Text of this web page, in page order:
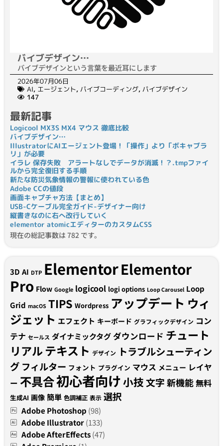
バイブデザイン…
バイブデザインという言葉を最近耳にします
2026年07月06日
AI, エージェント, バイブコーディング, バイブデザイン
147
最新記事
Logicool MX3S MX4 マウス 徹底比較
バイブデザイン…
IllustratorにAIエージェント登場！「操作」より「ボキャブラ
リ」が必要
イラレ 保存失敗 アラートなしでデータが消滅！？.tmpファイ
ルから完全復旧する手順
新たな防災気象情報の警報に使われている色
Adobe CCの値段
画面キャプチャ方法【まとめ】
USB-Cケーブル完全ガイド-デザイナー向け
縦書きなのに右へ改行していく
elementor atomicエディターのカスタムCSS
現在の総記事数は 782 です。
3D AI DTP ElementorElementor
Pro Flow Google logicool logi options Loop Carousel Loop
Grid macOS TIPS Wordpress アップデート ウィ
ジェット エフェクト キーボード グラフィックデザイン コン
テナ セールス ダイナミックタグダウンロード チュート
リアルテキスト デザイン トラブルシューティン
グ フィルター フォント プラグイン マウス メニュー レイヤ
ー 不具合初心者向け小技文字新機能無料
生成AI 画像 簡単 色調補正 表示 選択
Adobe Photoshop (98)
Adobe Illustrator(133)
Adobe AfterEffects(47)